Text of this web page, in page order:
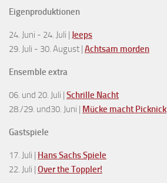
Eigenproduktionen
24. Juni - 24. Juli | Jeeps
29. Juli - 30. August | Achtsam morden
Ensemble extra
06. und 20. Juli | Schrille Nacht
28./29. und30. Juni | Mücke macht Picknick
Gastspiele
17. Juli | Hans Sachs Spiele
22. Juli | Over the Toppler!